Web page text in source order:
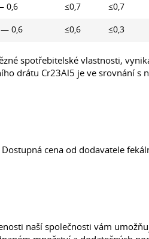
0,6 ≤0,7 ≤0,7
— 0,6 ≤0,6 ≤0,3
spotřebitelské vlastnosti,
drátu Cr23Al5 je ve srovnání
cena od dodavatele
naší společnosti vám